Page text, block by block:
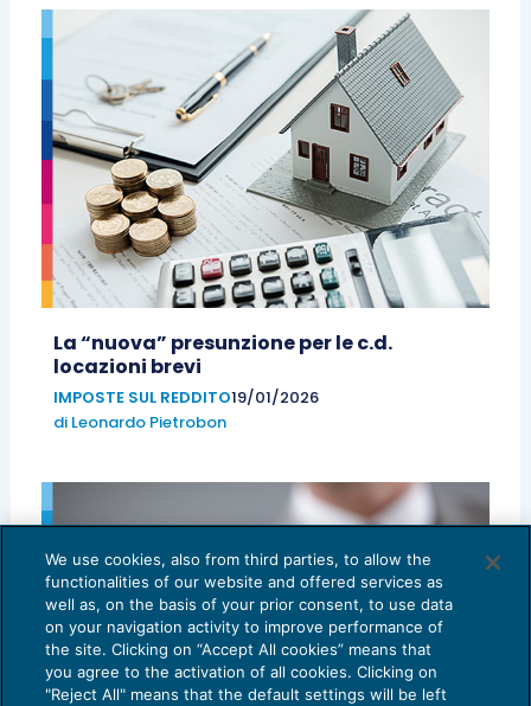
La “nuova” presunzione per le c.d.
locazioni brevi
IMPOSTE SUL REDDITO19/01/2026
di Leonardo Pietrobon
We use cookies, also from third parties, to allow the
functionalities of our website and offered services as
well as, on the basis of your prior consent, to use data
on your navigation activity to improve performance of
the site. Clicking on “Accept All cookies” means that
you agree to the activation of all cookies. Clicking on
"Reject All" means that the default settings will be left